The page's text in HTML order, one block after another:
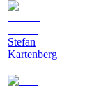
Stefan
Kartenberg